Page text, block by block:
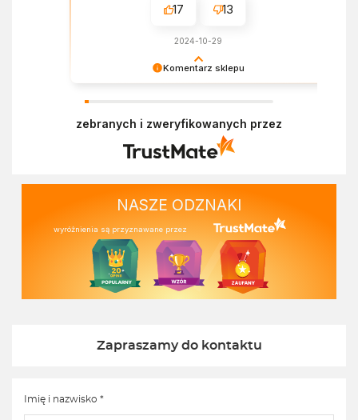
Komentarz sklepu
doświadczeniem. Z pozdrowieniami, Zespół
17 13
2024-10-29
zebranych i zweryfikowanych przez
NASZE ODZNAKI
wyróżnienia są przyznawane przez
Zapraszamy do kontaktu
Imię i nazwisko *